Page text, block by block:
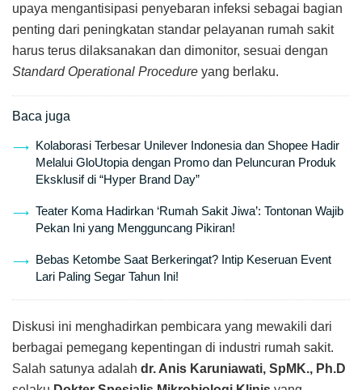
upaya mengantisipasi penyebaran infeksi sebagai bagian
penting dari peningkatan standar pelayanan rumah sakit
harus terus dilaksanakan dan dimonitor, sesuai dengan
Standard Operational Procedure yang berlaku.
Baca juga
Kolaborasi Terbesar Unilever Indonesia dan Shopee Hadir
Melalui GloUtopia dengan Promo dan Peluncuran Produk
Eksklusif di “Hyper Brand Day”
Teater Koma Hadirkan ‘Rumah Sakit Jiwa’: Tontonan Wajib
Pekan Ini yang Mengguncang Pikiran!
Bebas Ketombe Saat Berkeringat? Intip Keseruan Event
Lari Paling Segar Tahun Ini!
Diskusi ini menghadirkan pembicara yang mewakili dari
berbagai pemegang kepentingan di industri rumah sakit.
Salah satunya adalah dr. Anis Karuniawati, SpMK., Ph.D